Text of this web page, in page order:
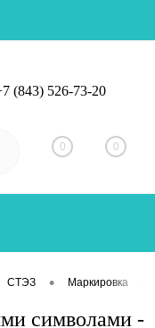
Вход
(843) 526-73-20
0 0
СТЭЗ • Маркировка
символами -